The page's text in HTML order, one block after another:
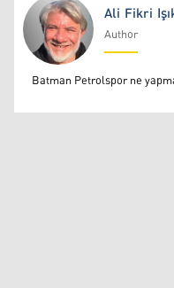
Ali Fikri Işık
Ali Fikri
Author
Batman Petrolspor ne